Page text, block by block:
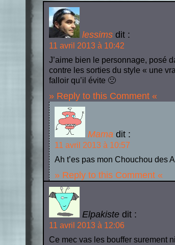
lessims dit :
11 avril 2013 à 10:42
J’aime bien le personnage, posé
contre les sorties du style « une
falloir qu’il évite 🙁
» Reply to this Comment «
Mama dit :
11 avril 2013 à 10:57
Ah t’es pas mon Chouchou des
» Reply to this Comment «
Elpakiste dit :
11 avril 2013 à 12:06
Ce mec vas les bouffer surement